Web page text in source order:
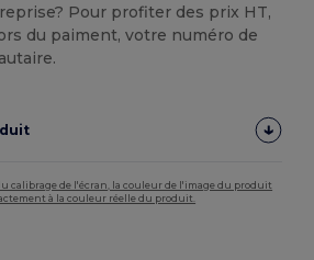
Pour profiter des prix HT,
du paiment, votre numéro de
calibrage de l'écran, la couleur de l'image du produit
à la couleur réelle du produit.